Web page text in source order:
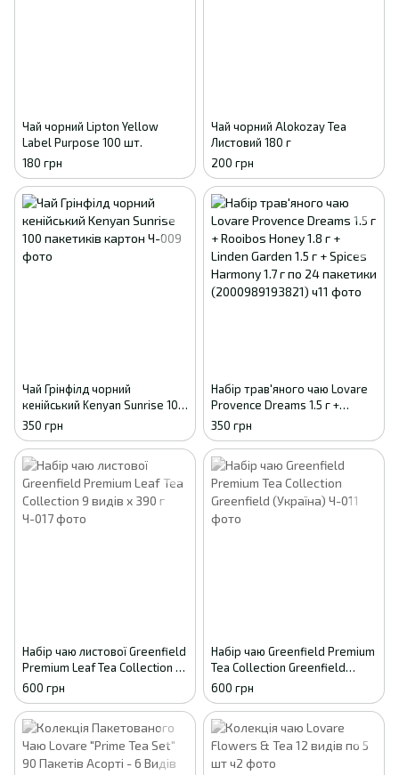
Чай чорний Lіpton Yellow
Label Purpose 100 шт.
180 грн
Чай чорний Alokozay Tea
Листовий 180 г
200 грн
Чай Грінфілд чорний
кенійський Kenyan Sunrise 100
пакетиків картон
350 грн
Набір трав'яного чаю Lovare
Provence Dreams 1.5 г +
Rooibos Honey 1.8 г + Linden
Garden 1.5 г + Spices Harmony
1.7 г по 24 пакетики
(2000989193821)
350 грн
Набір чаю листової Greenfield
Premium Leaf Tea Collection 9
видів x 390 г
600 грн
Набір чаю Greenfield Premium
Tea Collection Greenfield
(Україна)
600 грн